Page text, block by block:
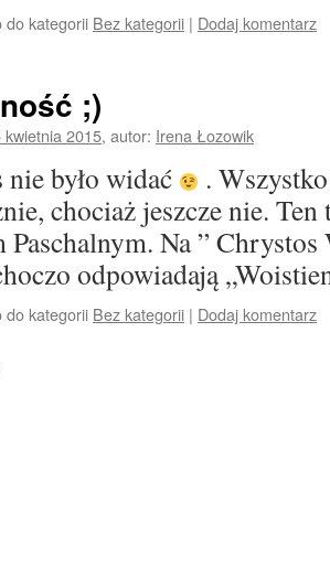
do kategorii Bez kategorii | Dodaj komentarz
;)
kwietnia 2015, autor: Irena Łozowik
było widać
.
chociaż jeszcze nie.
Paschalnym. Na ” Chrystos
odpowiadają
do kategorii Bez kategorii | Dodaj komentarz